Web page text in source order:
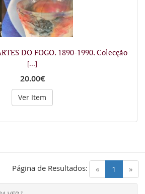
DO FOGO. 1890-1990. Colecção
[...]
20.00€
Ver Item
« 1 (current)
»
Página de Resultados: